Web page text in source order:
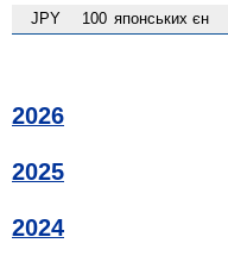
JPY 100 японських єн
2026
2025
2024